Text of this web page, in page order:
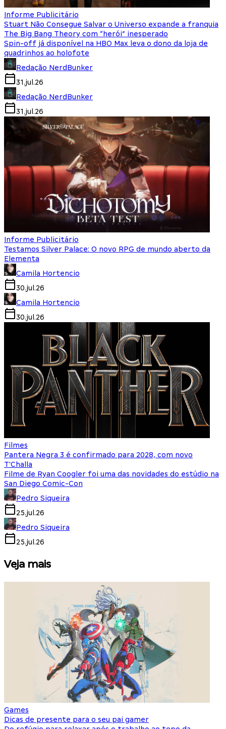
Informe Publicitário
Stuart Não Consegue Salvar o Universo expande a franquia
The Big Bang Theory com “herói” inesperado
Spin-off já disponível na HBO Max leva o dono da loja de
quadrinhos ao holofote
Redação NerdBunker
31.jul.26
Redação NerdBunker
31.jul.26
Informe Publicitário
Testamos Silver Palace: O novo RPG de mundo aberto da
Elementa
Camila Hortencio
30.jul.26
Camila Hortencio
30.jul.26
Filmes
Pantera Negra 3 é confirmado para 2028, com novo
T'Challa
Filme de Ryan Coogler foi uma das novidades do estúdio na
San Diego Comic-Con
Pedro Siqueira
25.jul.26
Pedro Siqueira
25.jul.26
Veja mais
Games
Dicas de presente para o seu pai gamer